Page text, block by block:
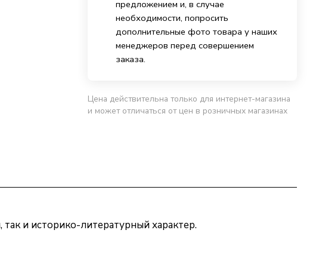
предложением и, в случае
необходимости, попросить
дополнительные фото товара у наших
менеджеров перед совершением
заказа.
Цена действительна только для интернет-магазина
и может отличаться от цен в розничных магазинах
и историко-литературный характер.